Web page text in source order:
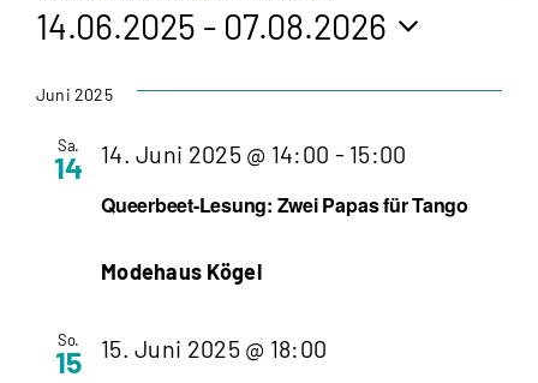
14.06.2025 - 07.08.2026
wählen.
Juni 2025
Sa.
14
Queerbeet-Lesung: Zwei Papas für Tango
14. Juni 2025 @ 14:00 - 15:00
Modehaus Kögel
So.
15 15. Juni 2025 @ 18:00